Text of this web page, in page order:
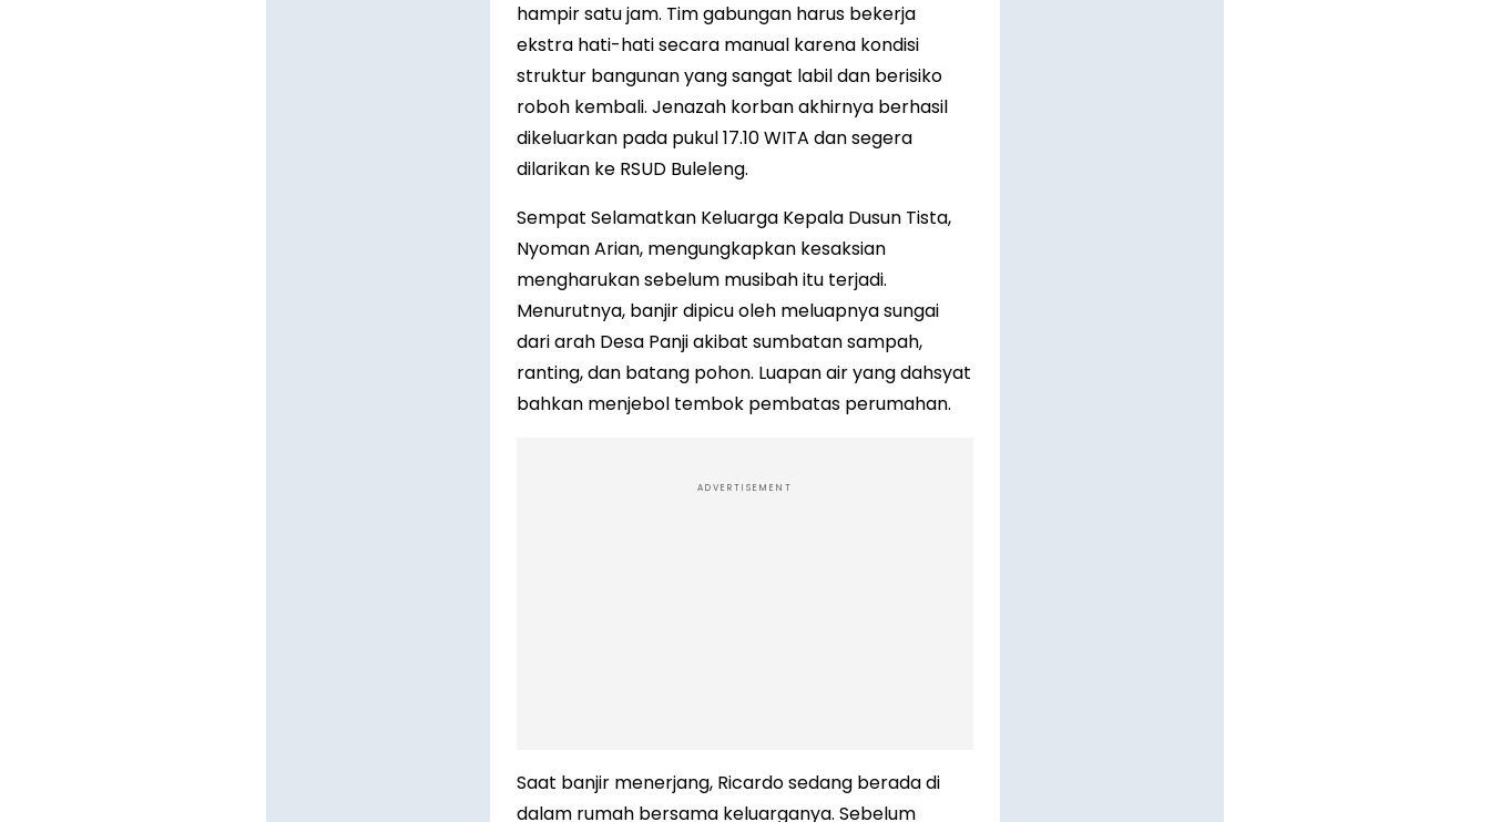
hampir satu jam. Tim gabungan harus bekerja
ekstra hati-hati secara manual karena kondisi
struktur bangunan yang sangat labil dan berisiko
roboh kembali. Jenazah korban akhirnya berhasil
dikeluarkan pada pukul 17.10 WITA dan segera
dilarikan ke RSUD Buleleng.
Sempat Selamatkan Keluarga Kepala Dusun Tista,
Nyoman Arian, mengungkapkan kesaksian
mengharukan sebelum musibah itu terjadi.
Menurutnya, banjir dipicu oleh meluapnya sungai
dari arah Desa Panji akibat sumbatan sampah,
ranting, dan batang pohon. Luapan air yang dahsyat
bahkan menjebol tembok pembatas perumahan.
ADVERTISEMENT
Saat banjir menerjang, Ricardo sedang berada di
dalam rumah bersama keluarganya. Sebelum